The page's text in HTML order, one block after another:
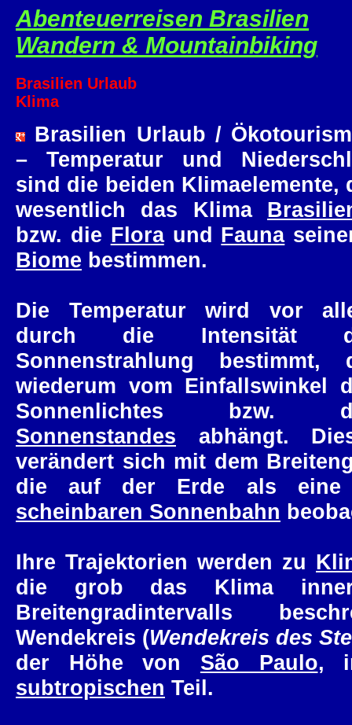
Abenteuerreisen Brasilien
Wandern & Mountainbiking
Brasilien Urlaub
Klima
Brasilien Urlaub /
– Temperatur und
sind die beiden Klimaelemente,
wesentlich das Klima
bzw. die Floraund Fauna
Biome bestimmen.
Die Temperatur wird vor
durch die Intensität
Sonnenstrahlung bestimmt,
wiederum vom Einfallswinkel
Sonnenlichtes bzw.
Sonnenstandes abhängt.
verändert sich mit dem
die auf der Erde als eine
scheinbaren Sonnenbahn
Ihre Trajektorien werden zu
die grob das Klima
Breitengradintervalls
Wendekreis (Wendekreis des
der Höhe von São Paulo,
subtropischen Teil.